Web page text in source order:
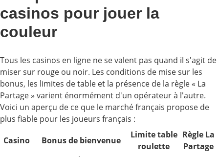
casinos pour jouer la
couleur
Tous les casinos en ligne ne se valent pas quand il s'agit de
miser sur rouge ou noir. Les conditions de mise sur les
bonus, les limites de table et la présence de la règle « La
Partage » varient énormément d'un opérateur à l'autre.
Voici un aperçu de ce que le marché français propose de
plus fiable pour les joueurs français :
Casino
Bonus de bienvenue
Limite table
roulette
Règle La
Partage